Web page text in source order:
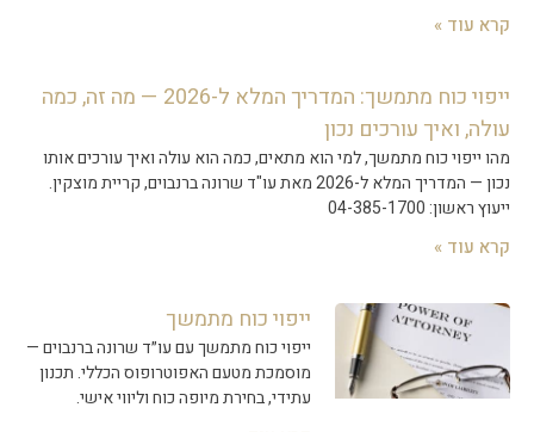
קרא עוד »
ייפוי כוח מתמשך: המדריך המלא ל-2026 — מה זה, כמה
עולה, ואיך עורכים נכון
מהו ייפוי כוח מתמשך, למי הוא מתאים, כמה הוא עולה ואיך עורכים אותו
נכון — המדריך המלא ל-2026 מאת עו"ד שרונה ברנבוים, קריית מוצקין.
ייעוץ ראשון: 04-385-1700
קרא עוד »
ייפוי כוח מתמשך
ייפוי כוח מתמשך עם עו״ד שרונה ברנבוים —
מוסמכת מטעם האפוטרופוס הכללי. תכנון
עתידי, בחירת מיופה כוח וליווי אישי.